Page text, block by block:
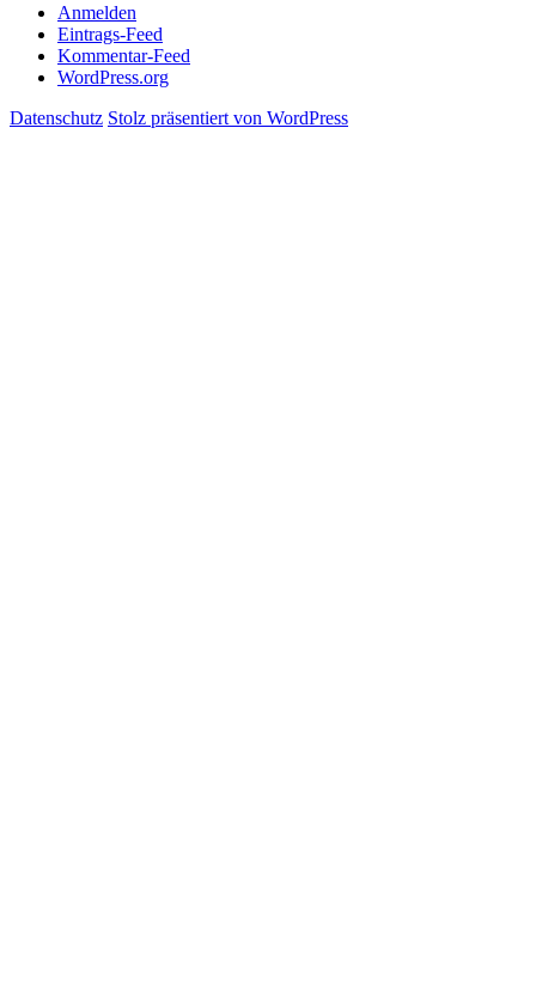
Anmelden
Eintrags-Feed
Kommentar-Feed
WordPress.org
Datenschutz Stolz präsentiert von WordPress